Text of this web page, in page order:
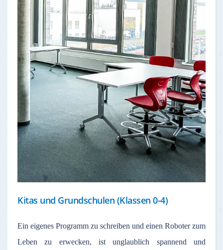
Kitas und Grundschulen (Klassen 0-4)
Ein eigenes Programm zu schreiben und einen Roboter zum
Leben zu erwecken, ist unglaublich spannend und